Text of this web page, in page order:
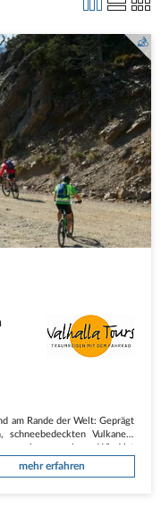
am Rande der Welt: Geprägt
Vulkanen,
Schönheit.
mehr erfahren